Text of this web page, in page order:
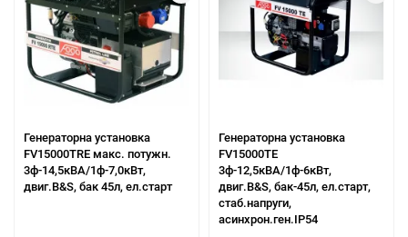
Генераторна установка
FV15000TRE макс. потужн.
3ф-14,5кВА/1ф-7,0кВт,
двиг.B&S, бак 45л, ел.старт
Генераторна установка
FV15000TE
3ф-12,5кВА/1ф-6кВт,
двиг.B&S, бак-45л, ел.старт,
стаб.напруги,
асинхрон.ген.ІР54